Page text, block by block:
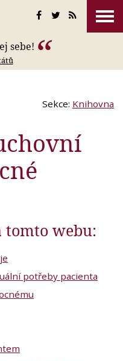
sebe!
Sekce: Knihovna
webu:
potřeby pacienta